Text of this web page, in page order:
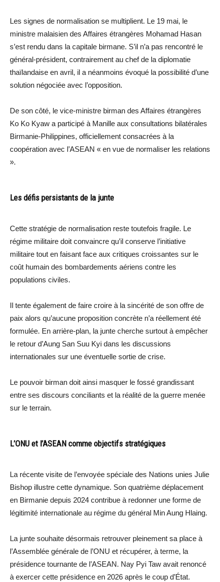
Les signes de normalisation se multiplient. Le 19 mai, le
ministre malaisien des Affaires étrangères Mohamad Hasan
s’est rendu dans la capitale birmane. S’il n’a pas rencontré le
général-président, contrairement au chef de la diplomatie
thaïlandaise en avril, il a néanmoins évoqué la possibilité d’une
solution négociée avec l’opposition.
De son côté, le vice-ministre birman des Affaires étrangères
Ko Ko Kyaw a participé à Manille aux consultations bilatérales
Birmanie-Philippines, officiellement consacrées à la
coopération avec l’ASEAN « en vue de normaliser les relations
».
Les défis persistants de la junte
Cette stratégie de normalisation reste toutefois fragile. Le
régime militaire doit convaincre qu’il conserve l’initiative
militaire tout en faisant face aux critiques croissantes sur le
coût humain des bombardements aériens contre les
populations civiles.
Il tente également de faire croire à la sincérité de son offre de
paix alors qu’aucune proposition concrète n’a réellement été
formulée. En arrière-plan, la junte cherche surtout à empêcher
le retour d’Aung San Suu Kyi dans les discussions
internationales sur une éventuelle sortie de crise.
Le pouvoir birman doit ainsi masquer le fossé grandissant
entre ses discours conciliants et la réalité de la guerre menée
sur le terrain.
L’ONU et l’ASEAN comme objectifs stratégiques
La récente visite de l’envoyée spéciale des Nations unies Julie
Bishop illustre cette dynamique. Son quatrième déplacement
en Birmanie depuis 2024 contribue à redonner une forme de
légitimité internationale au régime du général Min Aung Hlaing.
La junte souhaite désormais retrouver pleinement sa place à
l’Assemblée générale de l’ONU et récupérer, à terme, la
présidence tournante de l’ASEAN. Nay Pyi Taw avait renoncé
à exercer cette présidence en 2026 après le coup d’État.